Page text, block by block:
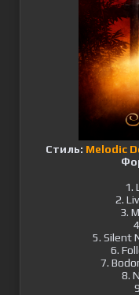
Стиль: Melodic
1.
2.
3.
5. Silent
6.
7.
8.